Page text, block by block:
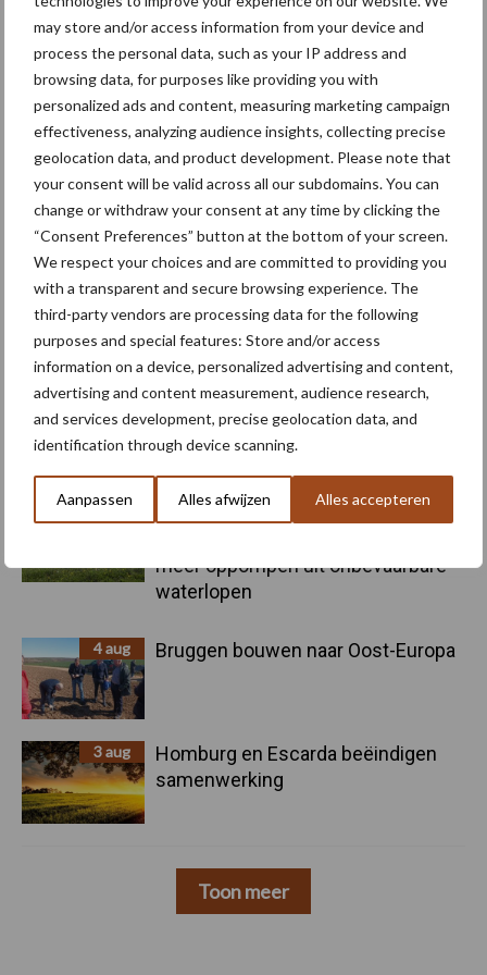
may store and/or access information from your device and
process the personal data, such as your IP address and
browsing data, for purposes like providing you with
personalized ads and content, measuring marketing campaign
effectiveness, analyzing audience insights, collecting precise
geolocation data, and product development. Please note that
your consent will be valid across all our subdomains. You can
change or withdraw your consent at any time by clicking the
“Consent Preferences” button at the bottom of your screen.
We respect your choices and are committed to providing you
with a transparent and secure browsing experience. The
third-party vendors are processing data for the following
purposes and special features: Store and/or access
information on a device, personalized advertising and content,
advertising and content measurement, audience research,
and services development, precise geolocation data, and
identification through device scanning.
Aanpassen Alles afwijzen Alles accepteren
Primaire
Sidebar
Recent nieuws Partner nieuws
"Hoge verwachtingen van schijven
voor kouters"
Nieuwe compacte gedragen
pootcombinatie van AVR
4 aug
Provincie Antwerpen breidt
meer oppompen uit onbevaarbare
waterlopen
4 aug Bruggen bouwen naar Oost-Europa
3 aug
Homburg en Escarda beëindigen
samenwerking
Toon meer
Toon meer